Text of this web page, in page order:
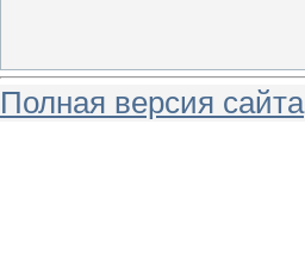
Полная версия сайта